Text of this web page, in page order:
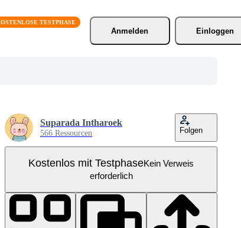
Anmelden
Einloggen
Suparada Intharoek
566 Ressourcen Folgen
Kostenlos mit TestphaseKein Verweis
erforderlich